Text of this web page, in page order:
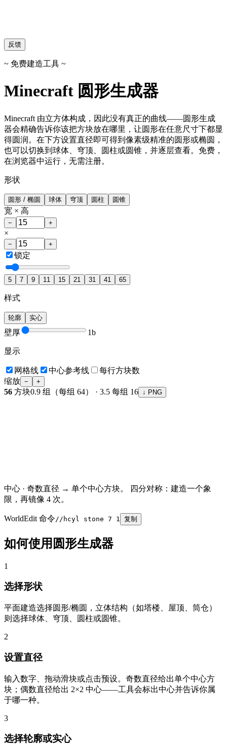
反馈
~ 免费建造工具 ~
Minecraft 圆形生成器
Minecraft 由立方体构成，因此没有真正的曲线——圆形生成
器会精确告诉你该把方块放在哪里，让圆形在任意尺寸下都显
得圆润。在下方设置直径即可得到像素级精准的圆形或椭圆，
也可以切换到球体、穹顶、圆柱或圆锥，并逐层查看。免费，
在浏览器中运行，无需注册。
形状
圆形 / 椭圆 球体 穹顶 圆柱 圆锥
宽 × 高
− +
×
− +
锁定
5 7 9 11 15 21 31 41 65
样式
轮廓 实心
壁厚 1b
显示
网格线 中心参考线
每行方块数
缩放 − +
56 方块0.9 组（每组 64） · 3.5 每组 16 ↓ PNG
中心 · 奇数直径 → 单个中心方块。
四分对称：建造一个象
限，再镜像 4 次。
WorldEdit 命令 //hcyl stone 7 1 复制
如何使用圆形生成器
1
选择形状
平面建造选择圆形/椭圆，立体结构（如塔楼、屋顶、筒仓）
则选择球体、穹顶、圆柱或圆锥。
2
设置直径
输入数字、拖动滑块或点击预设。奇数直径给出单个中心方
块；偶数直径给出 2×2 中心——工具会标出中心并告诉你属
于哪一种。
3
选择轮廓或实心